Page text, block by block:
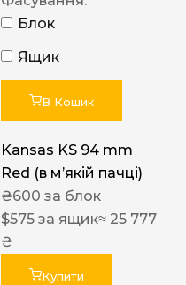
Блок
Ящик
В Кошик
Kansas KS 94 mm
Red (в мʼякій пачці)
₴600 за блок
$575 за ящик≈ 25 777
₴
Купити